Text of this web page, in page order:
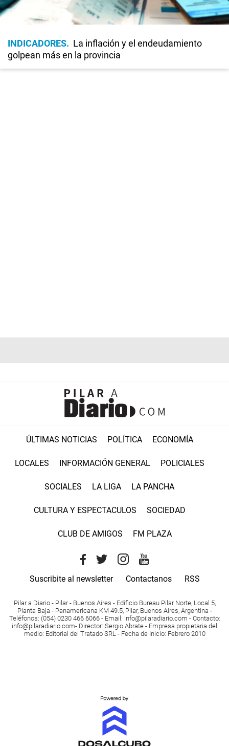
INDICADORES
La inflación y el endeudamiento
golpean más en la provincia
ÚLTIMAS NOTICIAS POLÍTICA ECONOMÍA
LOCALES INFORMACIÓN GENERAL POLICIALES
SOCIALES LA LIGA LA PANCHA
CULTURA Y ESPECTACULOS SOCIEDAD
CLUB DE AMIGOS FM PLAZA
Suscribite al newsletter Contactanos RSS
Pilar a Diario - Pilar - Buenos Aires - Edificio Bureau Pilar Norte, Local 5,
Planta Baja - Panamericana KM 49.5, Pilar, Buenos Aires, Argentina -
Teléfonos: (054) 0230 466 6066 - Email : info@pilaradiario.com - Contacto:
info@pilaradiario.com- Director: Sergio Abrate - Empresa propietaria del
medio: Editorial del Tratado SRL - Fecha de Inicio: Febrero 2010